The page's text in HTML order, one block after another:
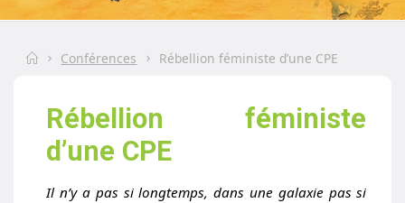
HomeConférences Rébellion féministe d’une CPE
Rébellion féministe
d’une CPE
Il n’y a pas si longtemps, dans une galaxiepas si